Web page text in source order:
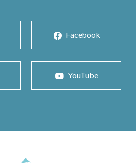
Facebook
YouTube